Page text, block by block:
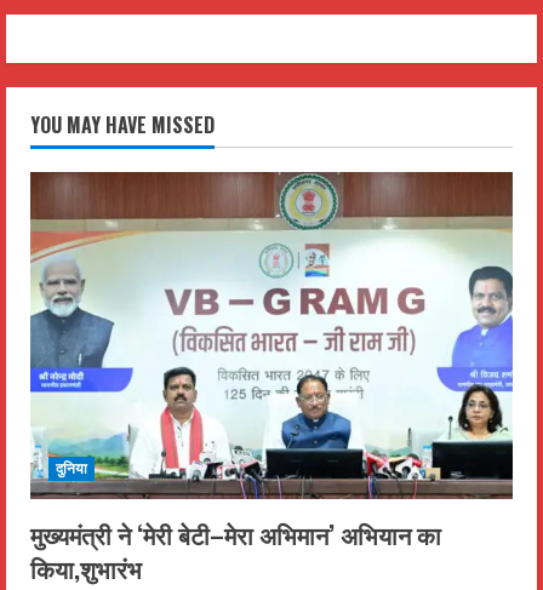
YOU MAY HAVE MISSED
दुनिया
मुख्यमंत्री ने ‘मेरी बेटी–मेरा अभिमान’ अभियान का
किया,शुभारंभ